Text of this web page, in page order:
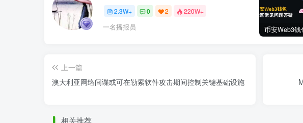
2.3W+ 0 2 220W+
一名播报员
上一篇
澳大利亚网络间谍或可在勒索软件攻击期间控制关键基础设施
相关推荐